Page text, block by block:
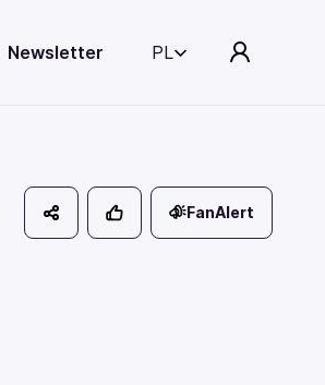
Newsletter PL
FanAlert